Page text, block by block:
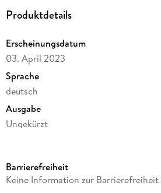
Produktdetails
Erscheinungsdatum
03. April 2023
Sprache
deutsch
Ausgabe
Ungekürzt
Laufzeit
Barrierefreiheit
Keine Information zur